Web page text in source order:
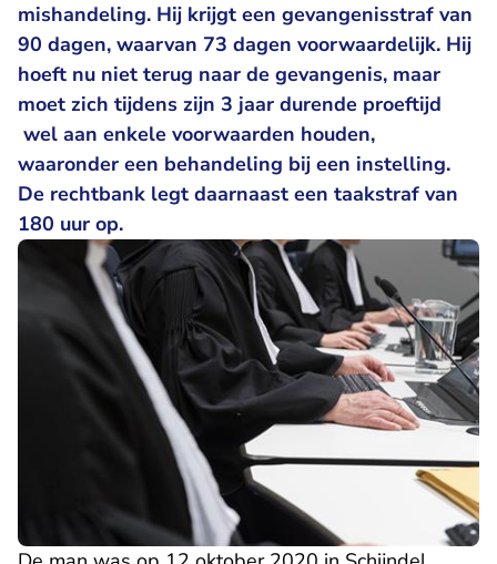
mishandeling. Hij krijgt een gevangenisstraf van
90 dagen, waarvan 73 dagen voorwaardelijk. Hij
hoeft nu niet terug naar de gevangenis, maar
moet zich tijdens zijn 3 jaar durende proeftijd
wel aan enkele voorwaarden houden,
waaronder een behandeling bij een instelling.
De rechtbank legt daarnaast een taakstraf van
180 uur op.